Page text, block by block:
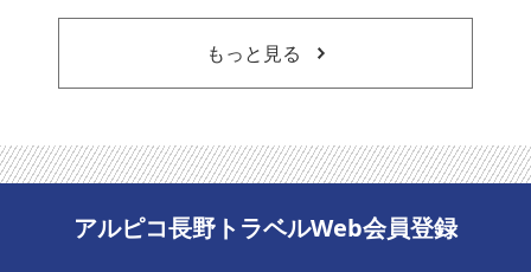
もっと見る
アルピコ長野トラベルWeb会員登録